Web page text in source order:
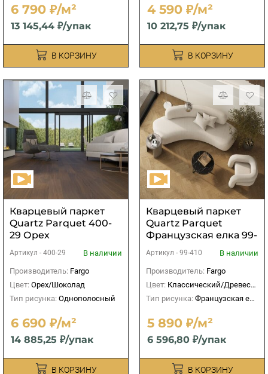
6 790 ₽/м²
13 145,44 ₽/упак
В КОРЗИНУ
4 590 ₽/м²
10 212,75 ₽/упак
В КОРЗИНУ
Кварцевый паркет
Quartz Parquet 400-
29 Орех
Американский 400-
1220х152х5мм (2,225
м2)
Артикул - 400-29
В наличии
Производитель: Fargo
Цвет: Орех/Шоколад
Тип рисунка: Однополосный
6 690 ₽/м²
14 885,25 ₽/упак
В КОРЗИНУ
Кварцевый паркет
Quartz Parquet
Французская елка 99-
410 Дуб
Рустикальный
Артикул - 99-410
В наличии
Производитель: Fargo
Цвет: Классический/Древесный
Тип рисунка: Французская елка
5 890 ₽/м²
6 596,80 ₽/упак
В КОРЗИНУ